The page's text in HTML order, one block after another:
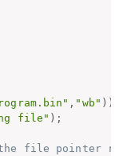
, "wb" ) )
file" ) ;
file pointer